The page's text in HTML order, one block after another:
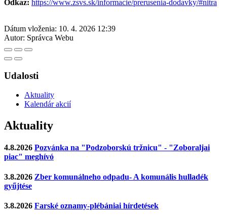
Odkaz: https://www.zsvs.sk/informacie/prerusenia-dodavky/#nitra
Dátum vloženia: 10. 4. 2026 12:39
Autor: Správca Webu
Udalosti
Aktuality
Kalendár akcií
Aktuality
4.8.2026 Pozvánka na "Podzoborskú tržnicu" - "Zoboraljai
piac" meghívó
3.8.2026 Zber komunálneho odpadu- A komunális hulladék
gyűjtése
3.8.2026 Farské oznamy-plébániai hírdetések